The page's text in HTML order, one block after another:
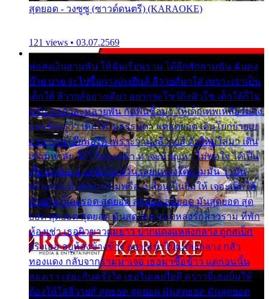
สุดยอด - วงซูซู (ซาวด์ดนตรี) (KARAOKE)
121 views • 03.07.2569
พ่อส่งเงินสามพัน ให้ฉันเรียนราม ได้อีกสักสามพัน ฉันคง
บ๊าย บาย จะไปซื้อกางเกงยีนส์ ลีวายส์มาใส่ เพราะเราเป็น
เด็กใต้ ลีวายส์อย่างเดียว อยากจะโชว์ถึงหิวโซ เด็กใต้ก็ไม่
หวั่น ตกตัวละหลายพัน กัดฟันซื้อมา ให้เด็กเทพเหลียวมอง
และต้องรู้ว่า เด็กใต้ไม่ธรรมดา แต่สุดยอด เดินโยกย้ายเย
ยวน กวนโอ๊ยพอได้ เพราะว่านุ่งลีวายส์ ตัวใหม่ใส่มา เดิน
เข้ามหาลัย จิ๊กโก๊มองหน้า ท่าจะมีปัญหา ไม่พอใจ ได้เป็น
เรื่องแน่นอน แต่ฉันไม่หวั่น เลยแหลงใต้ถามมัน ว่ามัน
พรั่นพรือ มันตอบว่าไม่พรื่อ เปลี่ยนเป็นยิ้มให้ เจอะเด็กใต้
ด้วยกัน ก็เลยรอด สุดยอด สุดยอด สุดยอด มันสุดยอด สุด
ยอด สุดยอด สุดยอด มันสุดยอด แอบหลงรักสาวราม ที่พัก
ห้องเช่า เธอผิวขาวผมยาว ปากแดงแหลงกลาง ถูกสเป็ก
จริงเธอ อยู่ห้องข้างข้าง อยากเข้าไปแหลงกลาง กลัว
ทองแดง กลับจากรามมาเจอ เธอมาซื้อข้าว แต่ก่อนนั้น
สองเรา เจอะกันครั้งใด เธอไม่เคยไยดี คราวนี้เธอยิ้มให้
ต้องให้ใส่ลีวายส์ สุดยอด สุดยอด มันสุดยอด มันสุดยอด